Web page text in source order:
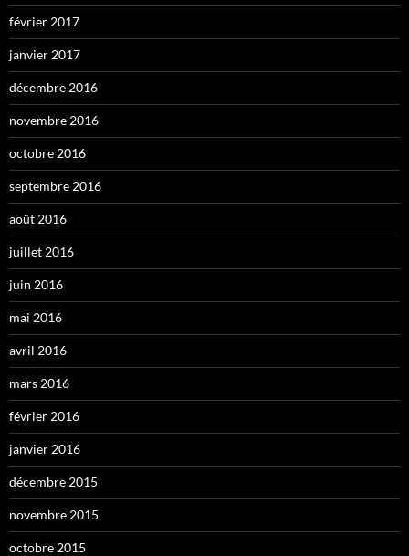
février 2017
janvier 2017
décembre 2016
novembre 2016
octobre 2016
septembre 2016
août 2016
juillet 2016
juin 2016
mai 2016
avril 2016
mars 2016
février 2016
janvier 2016
décembre 2015
novembre 2015
octobre 2015